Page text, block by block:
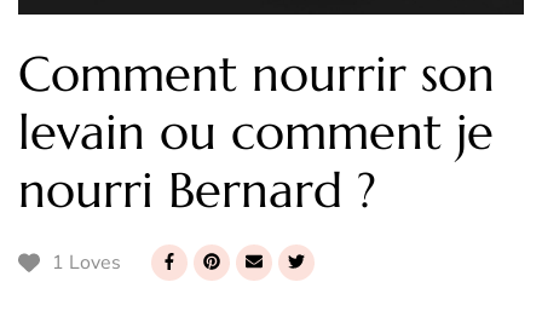
Comment nourrir son
levain ou comment je
nourri Bernard ?
1 Loves